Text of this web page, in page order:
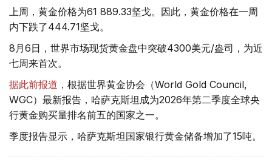
上周，黄金价格为61 889.33坚戈。因此，黄金价格在一周
内下跌了444.71坚戈。
8月6日，世界市场现货黄金盘中突破4300美元/盎司，为近
七周来首次。
据此前报道 ，根据世界黄金协会（World Gold Council,
WGC）最新报告，哈萨克斯坦成为2026年第二季度全球央
行黄金购买量排名前五的国家之一。
季度报告显示，哈萨克斯坦国家银行黄金储备增加了15吨。